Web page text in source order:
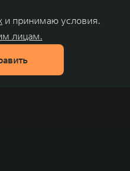
и принимаю условия.
лицам.